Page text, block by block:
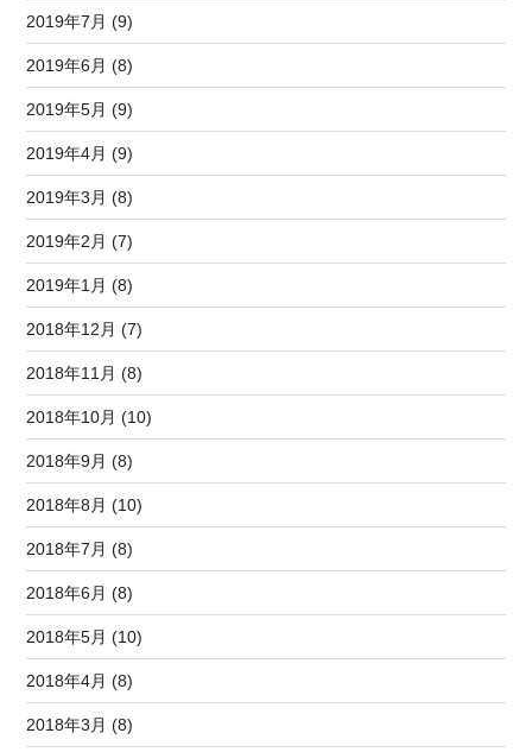
2019年7月 (9)
2019年6月 (8)
2019年5月 (9)
2019年4月 (9)
2019年3月 (8)
2019年2月 (7)
2019年1月 (8)
2018年12月 (7)
2018年11月 (8)
2018年10月 (10)
2018年9月 (8)
2018年8月 (10)
2018年7月 (8)
2018年6月 (8)
2018年5月 (10)
2018年4月 (8)
2018年3月 (8)